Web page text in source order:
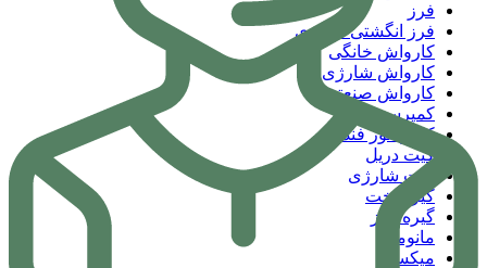
فرز
فرز انگشتی شارژی
کارواش خانگی
کارواش شارژی
کارواش صنعتی
کمپرسور باد
کمپرسور فندکی
کیت دریل
کیت شارژی
گیره تخت
گیره تراز
مانومتر
میکسر